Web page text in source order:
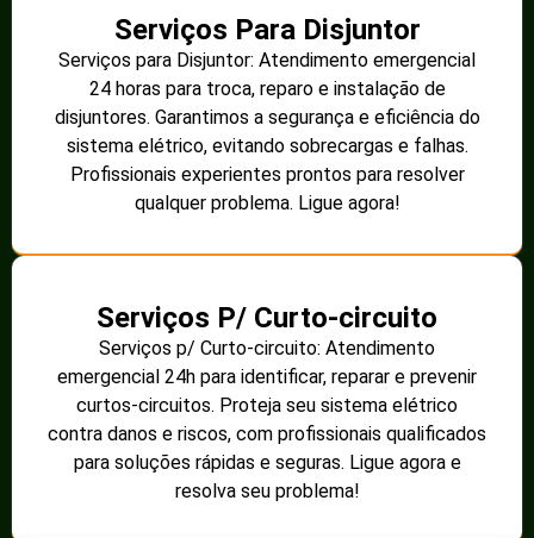
Serviços Para Disjuntor
Serviços para Disjuntor: Atendimento emergencial
24 horas para troca, reparo e instalação de
disjuntores. Garantimos a segurança e eficiência do
sistema elétrico, evitando sobrecargas e falhas.
Profissionais experientes prontos para resolver
qualquer problema. Ligue agora!
Serviços P/ Curto-circuito
Serviços p/ Curto-circuito: Atendimento
emergencial 24h para identificar, reparar e prevenir
curtos-circuitos. Proteja seu sistema elétrico
contra danos e riscos, com profissionais qualificados
para soluções rápidas e seguras. Ligue agora e
resolva seu problema!